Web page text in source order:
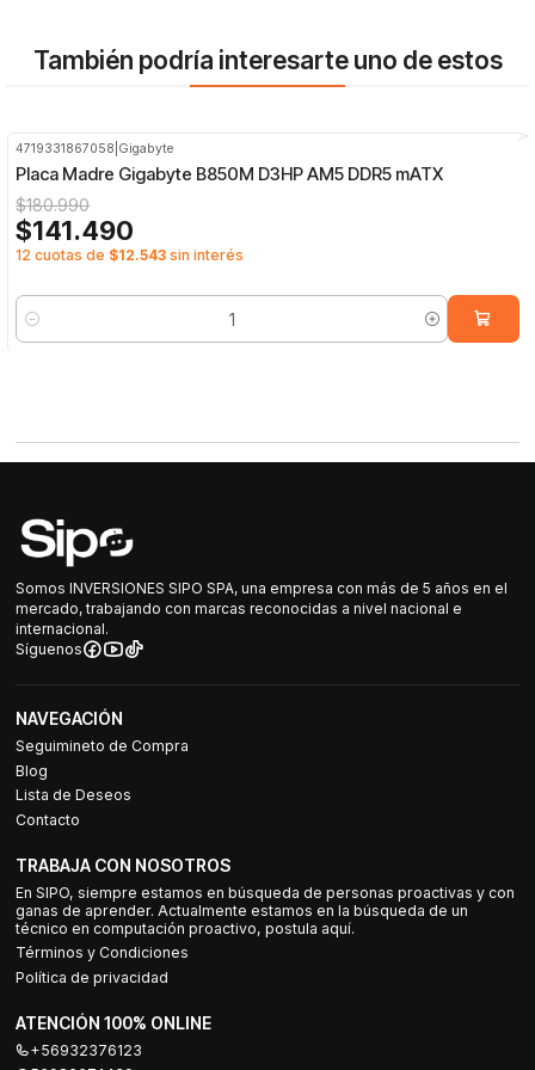
También podría interesarte uno de estos
4719331867058 Gigabyte
Placa Madre Gigabyte B850M D3HP AM5 DDR5 mATX
$180.990
$141.490
12 cuotas de $12.543 sin interés
Cantidad
Somos INVERSIONES SIPO SPA, una empresa con más de 5 años en el
mercado, trabajando con marcas reconocidas a nivel nacional e
internacional.
Síguenos
NAVEGACIÓN
Seguimineto de Compra
Blog
Lista de Deseos
Contacto
TRABAJA CON NOSOTROS
En SIPO, siempre estamos en búsqueda de personas proactivas y con
ganas de aprender. Actualmente estamos en la búsqueda de un
técnico en computación proactivo, postula aquí.
Términos y Condiciones
Política de privacidad
ATENCIÓN 100% ONLINE
+56932376123